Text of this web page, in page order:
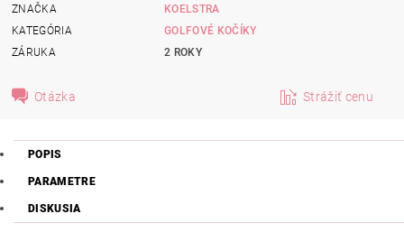
ZNAČKA
KOELSTRA
KATEGÓRIA
GOLFOVÉ KOČÍKY
ZÁRUKA
2 ROKY
Otázka Strážiť cenu
POPIS
PARAMETRE
DISKUSIA